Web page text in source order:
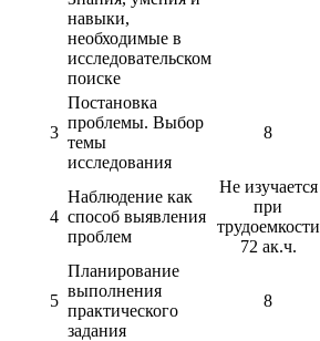
навыки,
необходимые в
исследовательском
поиске
3
Постановка
проблемы. Выбор
темы
исследования
8
4
Наблюдение как
способ выявления
проблем
Не изучается
при
трудоемкости
72 ак.ч.
5
Планирование
выполнения
практического
задания
8